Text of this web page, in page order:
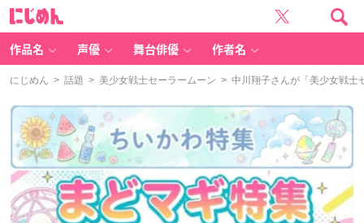
作品名 声優 舞台俳優 作者名
にじめん > 話題 > 美少女戦士セーラームーン > 中川翔子さんが「美少女戦士